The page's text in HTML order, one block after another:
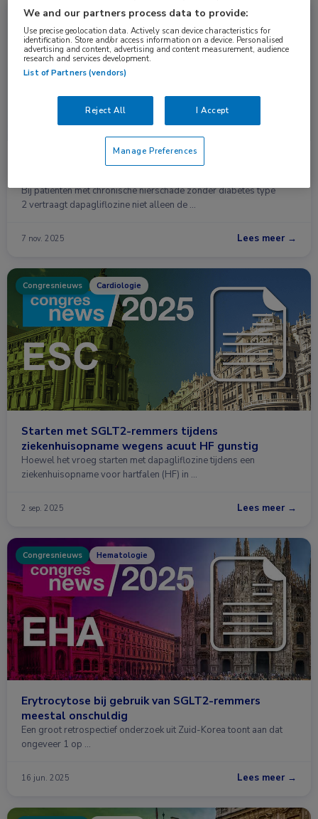
Nieuws Nefrologie
Effecten van dapagliflozine op
Bij patiënten met chronische nierschade zonder diabetes type
2 vertraagt dapagliflozine niet alleen de …
7 nov. 2025 Lees meer →
Congresnieuws Cardiologie
Starten met SGLT2-remmers tijdens
ziekenhuisopname wegens acuut HF gunstig
Hoewel het vroeg starten met dapagliflozine tijdens een
ziekenhuisopname voor hartfalen (HF) in …
2 sep. 2025 Lees meer →
Congresnieuws Hematologie
Erytrocytose bij gebruik van SGLT2-remmers
meestal onschuldig
Een groot retrospectief onderzoek uit Zuid-Korea toont aan dat
ongeveer 1 op …
16 jun. 2025 Lees meer →
We and our partners process data to provide:
Use precise geolocation data. Actively scan device characteristics for
identification. Store and/or access information on a device. Personalised
advertising and content, advertising and content measurement, audience
research and services development.
List of Partners (vendors)
Reject All I Accept
Manage Preferences